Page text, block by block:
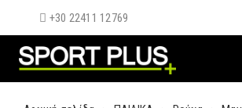
+30 22411 12769